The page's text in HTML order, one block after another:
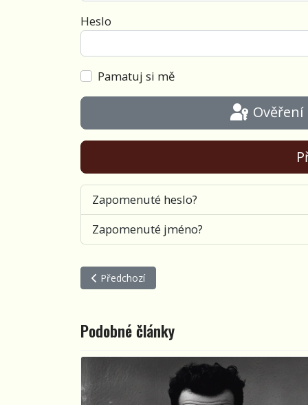
Heslo
Pamatuj si mě
Zapomenuté heslo?
Zapomenuté jméno?
Předchozí článek: Návraty
Předchozí
Podobné články